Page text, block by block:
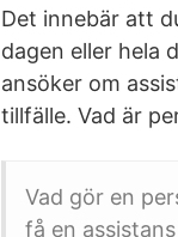
Det innebär att
dagen eller hela
ansöker om
tillfälle. Vad är
Vad gör en
få en